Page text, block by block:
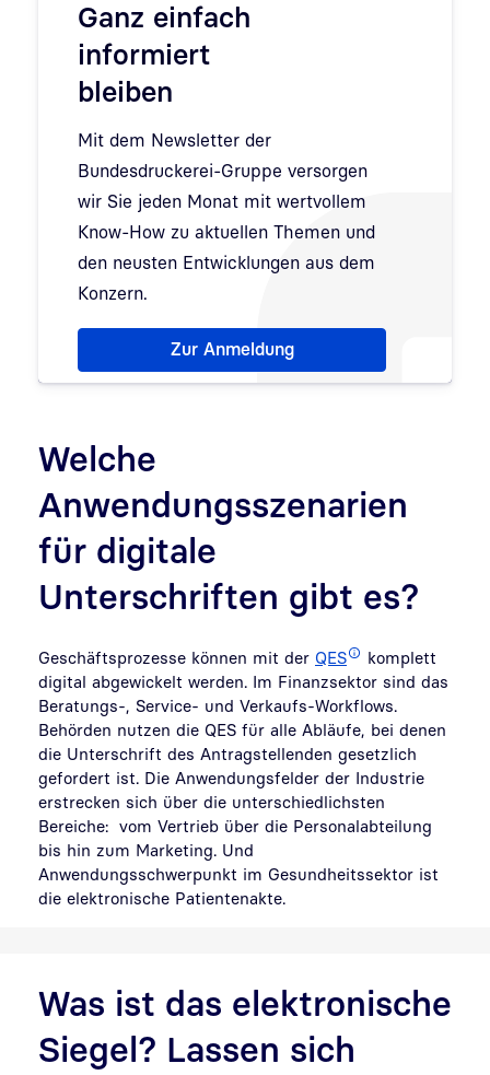
Ganz einfach
informiert
bleiben
Mit dem Newsletter der
Bundesdruckerei-Gruppe versorgen
wir Sie jeden Monat mit wertvollem
Know-How zu aktuellen Themen und
den neusten Entwicklungen aus dem
Konzern.
Hinweis: Dialog zur Newsletter-Anmeldung wurde
Zur Anmeldung
Welche
Anwendungsszenarien
für digitale
Unterschriften gibt es?
Geschäftsprozesse können mit der QES
komplett
digital abgewickelt werden. Im Finanzsektor sind das
Beratungs-, Service- und Verkaufs-Workflows.
Behörden nutzen die QES für alle Abläufe, bei denen
die Unterschrift des Antragstellenden gesetzlich
gefordert ist. Die Anwendungsfelder der Industrie
erstrecken sich über die unterschiedlichsten
Bereiche: vom Vertrieb über die Personalabteilung
bis hin zum Marketing. Und
Anwendungsschwerpunkt im Gesundheitssektor ist
die elektronische Patientenakte.
Was ist das elektronische
Siegel? Lassen sich